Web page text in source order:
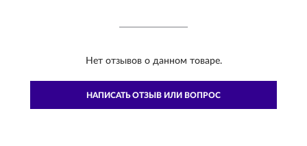
Нет отзывов о данном товаре.
НАПИСАТЬ ОТЗЫВ ИЛИ ВОПРОС